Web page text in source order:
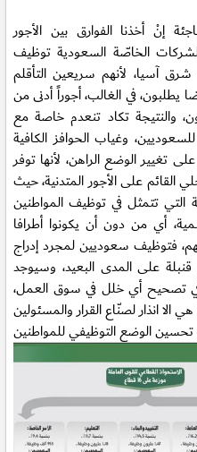
إنْ أخذنا الفوارق بين الأجور
الخاصّة السعودية توظيف
آسيا، لأنهم سريعين التأقلم
يطلبون، في الغالب، أجوراً أدنى من
والنتيجة تكاد تنعدم خاصة مع
وغياب الحوافز الكافية
تغيير الوضع الراهن، لأنها توفر
القائم على الأجور المتدنية، حيث
التي تتمثل في توظيف المواطنين
أي من دون أن يكونوا أطرافا
فتوظيف سعوديين لمجرد إدراج
على المدى البعيد، وسيوجد
في تصحيح أي خلل في سوق العمل،
الا انذار لصنّاع القرار والمسئولين